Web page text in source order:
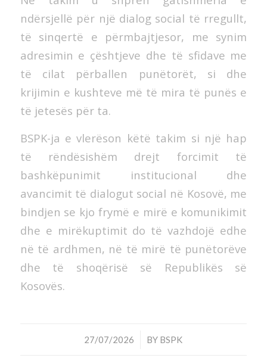
ndërsjellë për një dialog social të rregullt,
të sinqertë e përmbajtjesor, me synim
adresimin e çështjeve dhe të sfidave me
të cilat përballen punëtorët, si dhe
krijimin e kushteve më të mira të punës e
të jetesës për ta.
BSPK-ja e vlerëson këtë takim si një hap
të rëndësishëm drejt forcimit të
bashkëpunimit institucional dhe
avancimit të dialogut social në Kosovë, me
bindjen se kjo frymë e mirë e komunikimit
dhe e mirëkuptimit do të vazhdojë edhe
në të ardhmen, në të mirë të punëtorëve
dhe të shoqërisë së Republikës së
Kosovës.
27/07/2026
/ BY BSPK